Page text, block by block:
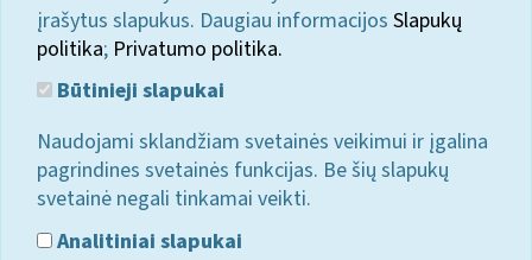
įrašytus slapukus. Daugiau informacijos Slapukų
politika; Privatumo politika.
Būtinieji slapukai
Naudojami sklandžiam svetainės veikimui ir įgalina
pagrindines svetainės funkcijas. Be šių slapukų
svetainė negali tinkamai veikti.
Analitiniai slapukai